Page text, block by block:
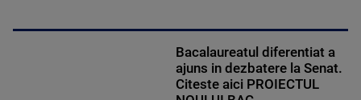
Bacalaureatul diferentiat a
ajuns in dezbatere la Senat.
Citeste aici PROIECTUL